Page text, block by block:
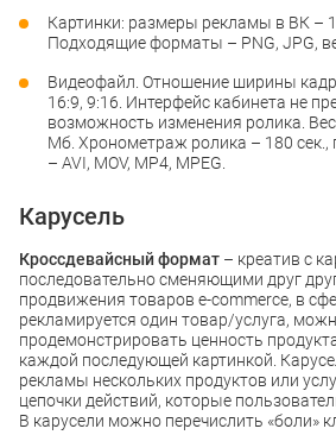
Картинки: размеры рекламы в ВК –
Подходящие форматы – PNG, JPG,
Видеофайл. Отношение ширины
16:9, 9:16. Интерфейс кабинета не
возможность изменения ролика.
Мб. Хронометраж ролика – 180
– AVI, MOV, MP4, MPEG.
Карусель
Кроссдевайсный формат – креатив с
последовательно сменяющими друг
продвижения товаров e-commerce, в
рекламируется один товар/услуга,
продемонстрировать ценность
каждой последующей картинкой.
рекламы нескольких продуктов или
цепочки действий, которые
В карусели можно перечислить «боли»